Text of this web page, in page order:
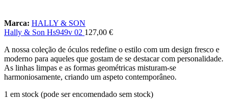
Marca: HALLY & SON
Hally & Son Hs949v 02 127,00 €
A nossa coleção de óculos redefine o estilo com um design fresco e
moderno para aqueles que gostam de se destacar com personalidade.
As linhas limpas e as formas geométricas misturam-se
harmoniosamente, criando um aspeto contemporâneo.
1 em stock (pode ser encomendado sem stock)